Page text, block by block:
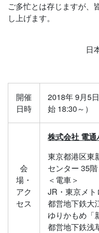
ご多忙とは存じますが、
し上げます。
日
開催
日時
2018年 9月5
始 18:30～）
会
場・
アク
セス
株式会社 電
東京都港区東
センター 35階
＜電車＞
JR・東京メ
都営地下鉄大
ゆりかもめ「
都営地下鉄浅